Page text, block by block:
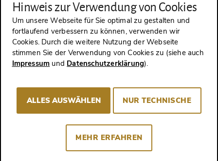
SENDEN
Konto anlegen und einen anderen Vorteil erhalten
SENDEN
VERTRAG WIDERRUFEN
AGB Datenschutz Cookie-Consent
Hinweis zur Verwendung von Cookies
Um unsere Webseite für Sie optimal zu gestalten und
fortlaufend verbessern zu können, verwenden wir
Cookies. Durch die weitere Nutzung der Webseite
stimmen Sie der Verwendung von Cookies zu (siehe auch
Impressum und Datenschutzerklärung).
ALLES AUSWÄHLEN NUR TECHNISCHE
MEHR ERFAHREN